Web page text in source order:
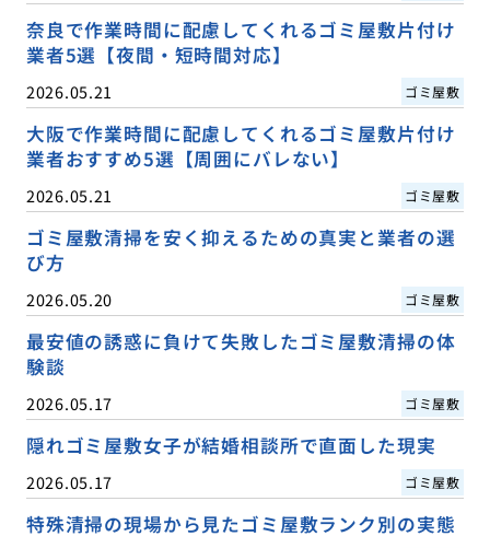
奈良で作業時間に配慮してくれるゴミ屋敷片付け
業者5選【夜間・短時間対応】
2026.05.21 ゴミ屋敷
大阪で作業時間に配慮してくれるゴミ屋敷片付け
業者おすすめ5選【周囲にバレない】
2026.05.21 ゴミ屋敷
ゴミ屋敷清掃を安く抑えるための真実と業者の選
び方
2026.05.20 ゴミ屋敷
最安値の誘惑に負けて失敗したゴミ屋敷清掃の体
験談
2026.05.17 ゴミ屋敷
隠れゴミ屋敷女子が結婚相談所で直面した現実
2026.05.17 ゴミ屋敷
特殊清掃の現場から見たゴミ屋敷ランク別の実態